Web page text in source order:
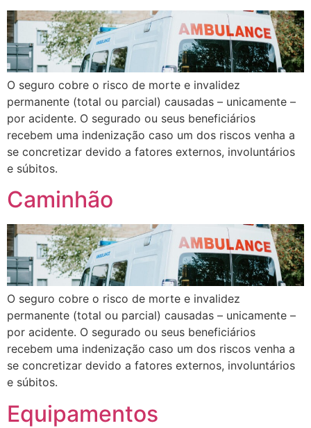
O seguro cobre o risco de morte e invalidez
permanente (total ou parcial) causadas – unicamente –
por acidente. O segurado ou seus beneficiários
recebem uma indenização caso um dos riscos venha a
se concretizar devido a fatores externos, involuntários
e súbitos.
Caminhão
O seguro cobre o risco de morte e invalidez
permanente (total ou parcial) causadas – unicamente –
por acidente. O segurado ou seus beneficiários
recebem uma indenização caso um dos riscos venha a
se concretizar devido a fatores externos, involuntários
e súbitos.
Equipamentos